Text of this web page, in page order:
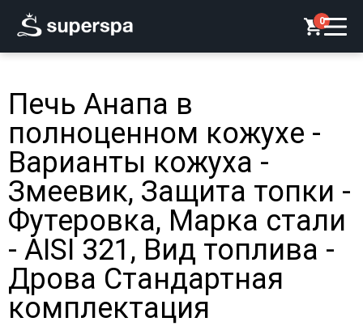
0
Печь Анапа в
полноценном кожухе -
Варианты кожуха -
Змеевик, Защита топки -
Футеровка, Марка стали
- AISI 321, Вид топлива -
Дрова Стандартная
комплектация